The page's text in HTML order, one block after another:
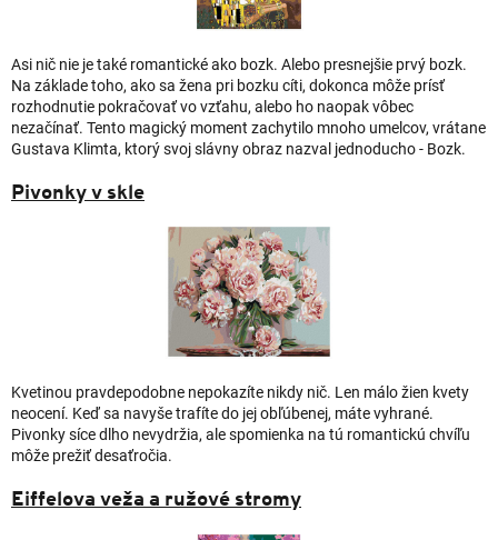
Asi nič nie je také romantické ako bozk. Alebo presnejšie prvý bozk.
Na základe toho, ako sa žena pri bozku cíti, dokonca môže prísť
rozhodnutie pokračovať vo vzťahu, alebo ho naopak vôbec
nezačínať. Tento magický moment zachytilo mnoho umelcov, vrátane
Gustava Klimta, ktorý svoj slávny obraz nazval jednoducho - Bozk.
Pivonky v skle
Kvetinou pravdepodobne nepokazíte nikdy nič. Len málo žien kvety
neocení. Keď sa navyše trafíte do jej obľúbenej, máte vyhrané.
Pivonky síce dlho nevydržia, ale spomienka na tú romantickú chvíľu
môže prežiť desaťročia.
Eiffelova veža a ružové stromy